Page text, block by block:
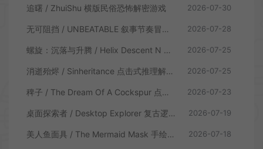
追曙 / ZhuiShu 横版民俗恐怖解密游戏 2026-07-30
无可阻挡 / UNBEATABLE 叙事节奏冒险游戏 2026-07-28
螺旋：沉落与升腾 / Helix Descent N Ascent 解谜冒险游戏 2026-07-25
消逝殆烬 / Sinheritance 点击式推理解谜游戏 2026-07-25
稗子 / The Dream Of A Cockspur 点击式剧情解谜游戏 2026-07-23
桌面探索者 / Desktop Explorer 复古逻辑解密游戏 2026-07-19
美人鱼面具 / The Mermaid Mask 手绘点击侦探解谜游戏 2026-07-18